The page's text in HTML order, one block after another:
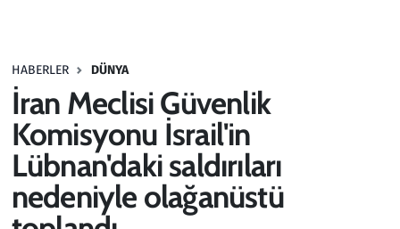
HABERLER DÜNYA
İran Meclisi Güvenlik
Komisyonu İsrail'in
Lübnan'daki saldırıları
nedeniyle olağanüstü
Haber
Kültür Sanat
Kurumsal Haberler
Lezzet Durağı